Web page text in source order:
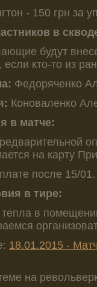
- 150 грн за
в
будут
кто-то из
Федоряченко
Коноваленко
в мaтчe:
на карту
после 15/01.
в тире:
тепла в
18.01.2015 -
на